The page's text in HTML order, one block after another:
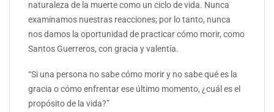
naturaleza de la muerte como un ciclo de vida. Nunca
examinamos nuestras reacciones; por lo tanto, nunca
nos damos la oportunidad de practicar cómo morir, como
Santos Guerreros, con gracia y valentía.
“Si una persona no sabe cómo morir y no sabe qué es la
gracia o cómo enfrentar ese último momento, ¿cuál es el
propósito de la vida?”